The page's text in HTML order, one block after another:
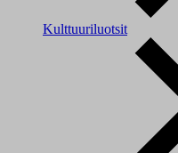
Kulttuuriluotsit